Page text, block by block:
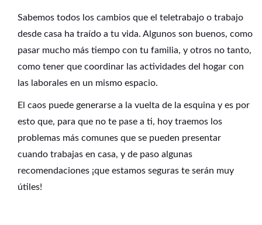
Sabemos todos los cambios que el teletrabajo o trabajo
desde casa ha traído a tu vida. Algunos son buenos, como
pasar mucho más tiempo con tu familia, y otros no tanto,
como tener que coordinar las actividades del hogar con
las laborales en un mismo espacio.
El caos puede generarse a la vuelta de la esquina y es por
esto que, para que no te pase a ti, hoy traemos los
problemas más comunes que se pueden presentar
cuando trabajas en casa, y de paso algunas
recomendaciones ¡que estamos seguras te serán muy
útiles!